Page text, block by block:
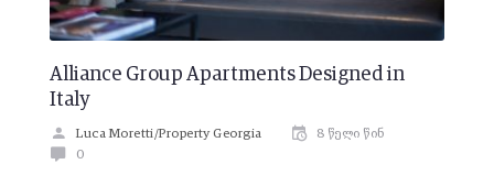
Alliance Group Apartments Designed in
Italy
Luca Moretti/Property Georgia
8 წელი წინ
0